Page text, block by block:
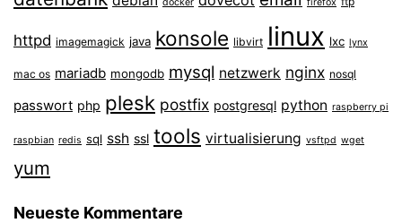
httpd imagemagick java konsole libvirt linux lxc lynx
mac os mariadb mongodb mysql netzwerk nginx nosql
passwort php plesk postfix postgresql python raspberry pi
raspbian redis sql ssh ssl tools virtualisierung vsftpd wget
yum
Neueste Kommentare